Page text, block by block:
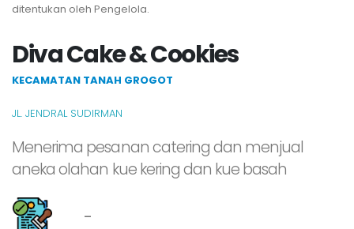
Diva Cake & Cookies
KECAMATAN TANAH GROGOT
JL. JENDRAL SUDIRMAN
Menerima pesanan catering dan menjual
aneka olahan kue kering dan kue basah
-
ditentukan oleh Pengelola.